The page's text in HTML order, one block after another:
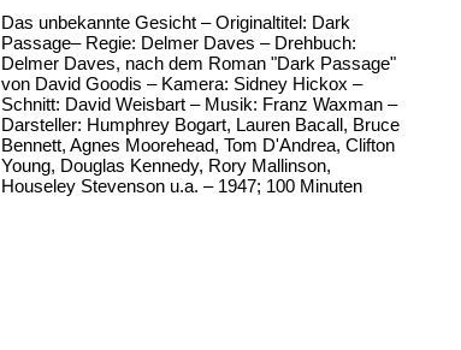
Das unbekannte Gesicht – Originaltitel: Dark
Passage– Regie: Delmer Daves – Drehbuch:
Delmer Daves, nach dem Roman "Dark Passage"
von David Goodis – Kamera: Sidney Hickox –
Schnitt: David Weisbart – Musik: Franz Waxman –
Darsteller: Humphrey Bogart, Lauren Bacall, Bruce
Bennett, Agnes Moorehead, Tom D'Andrea, Clifton
Young, Douglas Kennedy, Rory Mallinson,
Houseley Stevenson u.a. – 1947; 100 Minuten